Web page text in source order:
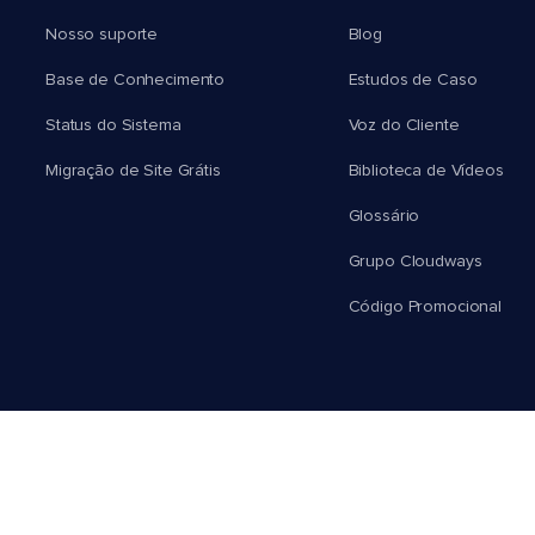
Nosso suporte
Base de Conhecimento
Status do Sistema
Migração de Site Grátis
Blog
Estudos de Caso
Voz do Cliente
Biblioteca de Vídeos
Glossário
Grupo Cloudways
Código Promocional